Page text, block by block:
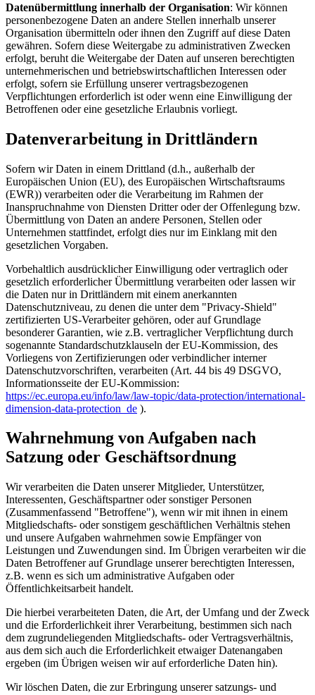
Datenübermittlung innerhalb der Organisation: Wir können
personenbezogene Daten an andere Stellen innerhalb unserer
Organisation übermitteln oder ihnen den Zugriff auf diese Daten
gewähren. Sofern diese Weitergabe zu administrativen Zwecken
erfolgt, beruht die Weitergabe der Daten auf unseren berechtigten
unternehmerischen und betriebswirtschaftlichen Interessen oder
erfolgt, sofern sie Erfüllung unserer vertragsbezogenen
Verpflichtungen erforderlich ist oder wenn eine Einwilligung der
Betroffenen oder eine gesetzliche Erlaubnis vorliegt.
Datenverarbeitung in Drittländern
Sofern wir Daten in einem Drittland (d.h., außerhalb der
Europäischen Union (EU), des Europäischen Wirtschaftsraums
(EWR)) verarbeiten oder die Verarbeitung im Rahmen der
Inanspruchnahme von Diensten Dritter oder der Offenlegung bzw.
Übermittlung von Daten an andere Personen, Stellen oder
Unternehmen stattfindet, erfolgt dies nur im Einklang mit den
gesetzlichen Vorgaben.
Vorbehaltlich ausdrücklicher Einwilligung oder vertraglich oder
gesetzlich erforderlicher Übermittlung verarbeiten oder lassen wir
die Daten nur in Drittländern mit einem anerkannten
Datenschutzniveau, zu denen die unter dem "Privacy-Shield"
zertifizierten US-Verarbeiter gehören, oder auf Grundlage
besonderer Garantien, wie z.B. vertraglicher Verpflichtung durch
sogenannte Standardschutzklauseln der EU-Kommission, des
Vorliegens von Zertifizierungen oder verbindlicher interner
Datenschutzvorschriften, verarbeiten (Art. 44 bis 49 DSGVO,
Informationsseite der EU-Kommission:
https://ec.europa.eu/info/law/law-topic/data-protection/international-
dimension-data-protection_de ).
Wahrnehmung von Aufgaben nach
Satzung oder Geschäftsordnung
Wir verarbeiten die Daten unserer Mitglieder, Unterstützer,
Interessenten, Geschäftspartner oder sonstiger Personen
(Zusammenfassend "Betroffene"), wenn wir mit ihnen in einem
Mitgliedschafts- oder sonstigem geschäftlichen Verhältnis stehen
und unsere Aufgaben wahrnehmen sowie Empfänger von
Leistungen und Zuwendungen sind. Im Übrigen verarbeiten wir die
Daten Betroffener auf Grundlage unserer berechtigten Interessen,
z.B. wenn es sich um administrative Aufgaben oder
Öffentlichkeitsarbeit handelt.
Die hierbei verarbeiteten Daten, die Art, der Umfang und der Zweck
und die Erforderlichkeit ihrer Verarbeitung, bestimmen sich nach
dem zugrundeliegenden Mitgliedschafts- oder Vertragsverhältnis,
aus dem sich auch die Erforderlichkeit etwaiger Datenangaben
ergeben (im Übrigen weisen wir auf erforderliche Daten hin).
Wir löschen Daten, die zur Erbringung unserer satzungs- und